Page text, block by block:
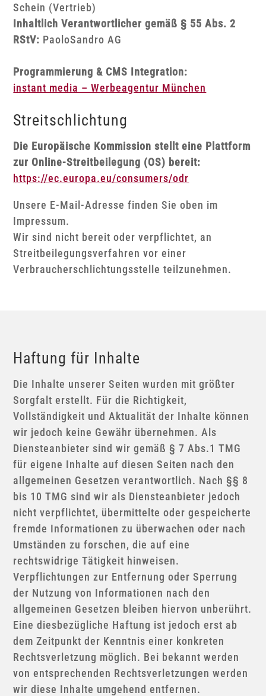
Schein (Vertrieb)
Inhaltlich Verantwortlicher gemäß § 55 Abs. 2
RStV: PaoloSandro AG
Programmierung & CMS Integration:
instant media – Werbeagentur München
Streitschlichtung
Die Europäische Kommission stellt eine Plattform
zur Online-Streitbeilegung (OS) bereit:
https://ec.europa.eu/consumers/odr
Unsere E-Mail-Adresse finden Sie oben im
Impressum.
Wir sind nicht bereit oder verpflichtet, an
Streitbeilegungsverfahren vor einer
Verbraucherschlichtungsstelle teilzunehmen.
Haftung für Inhalte
Die Inhalte unserer Seiten wurden mit größter
Sorgfalt erstellt. Für die Richtigkeit,
Vollständigkeit und Aktualität der Inhalte können
wir jedoch keine Gewähr übernehmen. Als
Diensteanbieter sind wir gemäß § 7 Abs.1 TMG
für eigene Inhalte auf diesen Seiten nach den
allgemeinen Gesetzen verantwortlich. Nach §§ 8
bis 10 TMG sind wir als Diensteanbieter jedoch
nicht verpflichtet, übermittelte oder gespeicherte
fremde Informationen zu überwachen oder nach
Umständen zu forschen, die auf eine
rechtswidrige Tätigkeit hinweisen.
Verpflichtungen zur Entfernung oder Sperrung
der Nutzung von Informationen nach den
allgemeinen Gesetzen bleiben hiervon unberührt.
Eine diesbezügliche Haftung ist jedoch erst ab
dem Zeitpunkt der Kenntnis einer konkreten
Rechtsverletzung möglich. Bei bekannt werden
von entsprechenden Rechtsverletzungen werden
wir diese Inhalte umgehend entfernen.